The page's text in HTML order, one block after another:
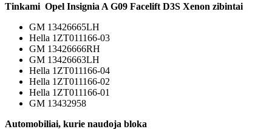
Tinkami Opel Insignia A G09 Facelift D3S Xenon zibintai
GM 13426665LH
Hella 1ZT011166-03
GM 13426666RH
GM 13426663LH
Hella 1ZT011166-04
Hella 1ZT011166-02
Hella 1ZT011166-01
GM 13432958
Automobiliai, kurie naudoja bloka